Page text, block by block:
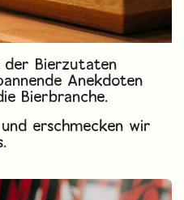
der Bierzutaten
Anekdoten
Bierbranche.
erschmecken wir